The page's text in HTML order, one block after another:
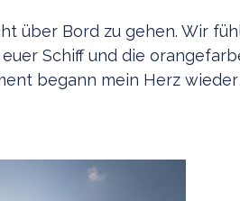
über Bord zu gehen. Wir
Schiff und die
begann mein Herz